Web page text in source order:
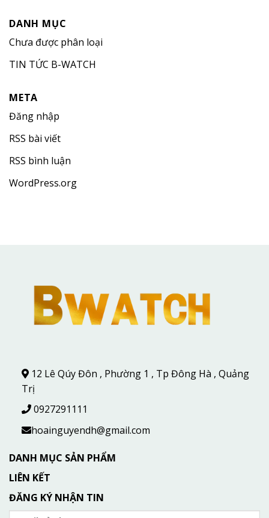
DANH MỤC
Chưa được phân loại
TIN TỨC B-WATCH
META
Đăng nhập
RSS bài viết
RSS bình luận
WordPress.org
12 Lê Qúy Đôn , Phường 1 , Tp Đông Hà , Quảng
Trị
0927291111
hoainguyendh@gmail.com
DANH MỤC SẢN PHẨM
LIÊN KẾT
ĐĂNG KÝ NHẬN TIN